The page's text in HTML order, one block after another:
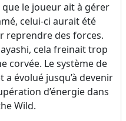
semble cacher un
célèbre fée d'Ocarina
& Yorick26
le joueur ait à gérer
celui-ci aurait été
reprendre des forces.
cela freinait trop
corvée. Le système de
a évolué jusqu’à devenir
d’énergie dans
Wild.